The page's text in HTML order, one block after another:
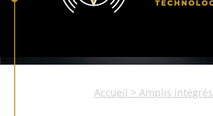
Accueil >Amplis intégrés